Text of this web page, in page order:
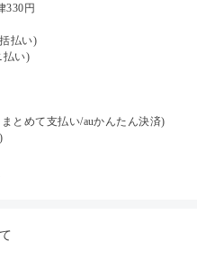
330円
払い)
払い)
とめて支払い/auかんたん決済)